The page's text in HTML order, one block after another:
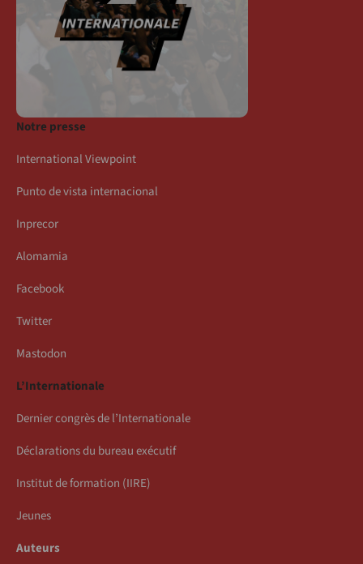
Notre presse
International Viewpoint
Punto de vista internacional
Inprecor
Alomamia
Facebook
Twitter
Mastodon
L’Internationale
Dernier congrès de l’Internationale
Déclarations du bureau exécutif
Institut de formation (IIRE)
Jeunes
Auteurs